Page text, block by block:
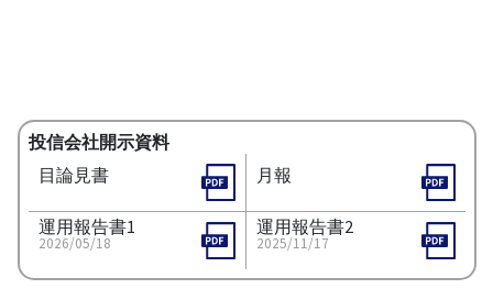
投信会社開示資料
目論見書
月報
運用報告書1
2026/05/18
運用報告書2
2025/11/17